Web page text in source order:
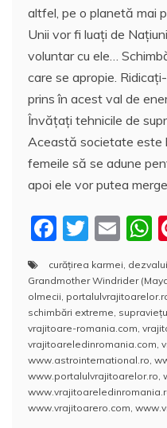
altfel, pe o planetă mai
Unii vor fi luaţi de
voluntar cu ele…
care se apropie.
prins în acest val de
Învăţaţi tehnicile de
Această societate este
femeile să se adune
apoi ele vor putea
F
a
c
e
b
o
o
k
T
w
itt
er
E
m
ai
l
h
s
p
p
curăţirea karmei
Grandmother Windrider
olmecii
schimbări extreme
vrajitoare-romania.com
vrajitoareledinromania.com
www.astrointernational.ro
www.portalulvrajitoarelor.ro
www.vrajitoarero.com